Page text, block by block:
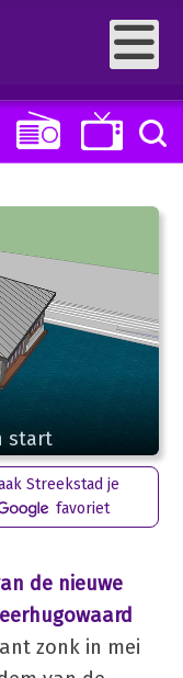
start
Streekstad je
favoriet
de nieuwe
zonk in mei